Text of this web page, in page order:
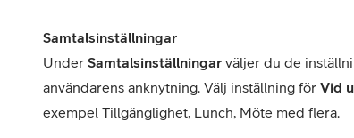
Samtalsinställningar
Under Samtalsinställningar väljer du de
användarens anknytning. Välj inställning för Vid
exempel Tillgänglighet, Lunch, Möte med flera.